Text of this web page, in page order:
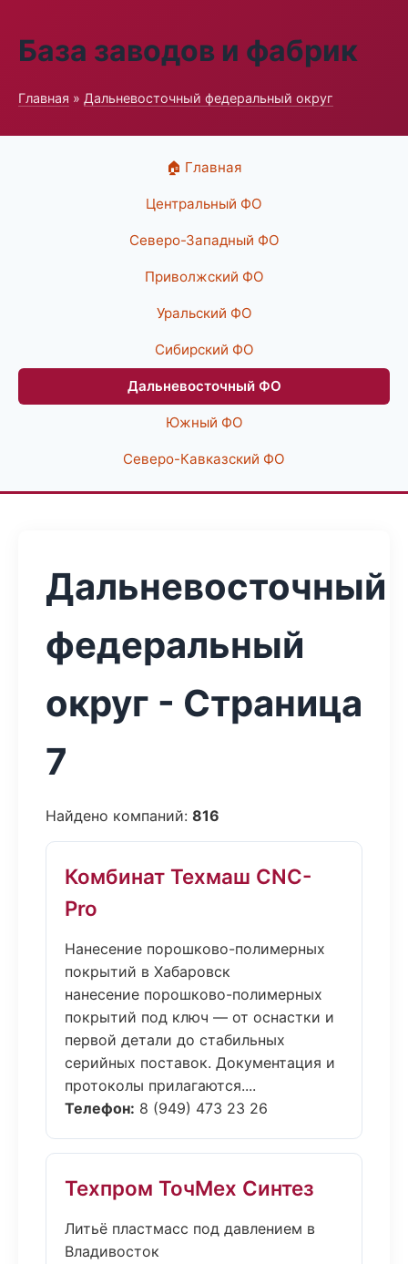
База заводов и фабрик
Главная » Дальневосточный федеральный округ
🏠 Главная
Центральный ФО
Северо-Западный ФО
Приволжский ФО
Уральский ФО
Сибирский ФО
Дальневосточный ФО
Южный ФО
Северо-Кавказский ФО
Дальневосточный
федеральный
округ - Страница
7
Найдено компаний: 816
Комбинат Техмаш CNC-
Pro
Нанесение порошково-полимерных
покрытий в Хабаровск
нанесение порошково-полимерных
покрытий под ключ — от оснастки и
первой детали до стабильных
серийных поставок. Документация и
протоколы прилагаются....
Телефон: 8 (949) 473 23 26
Техпром ТочМех Синтез
Литьё пластмасс под давлением в
Владивосток